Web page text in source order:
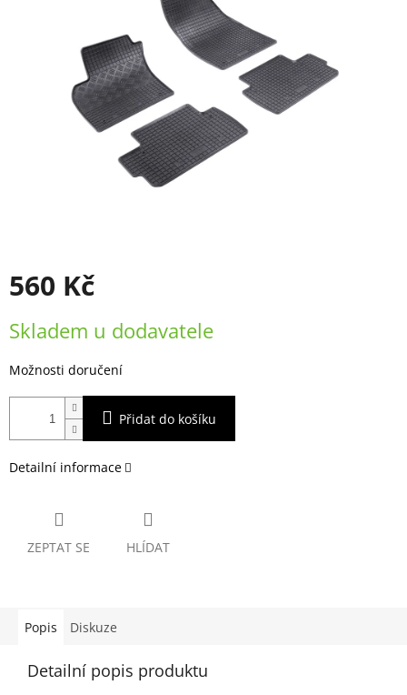
560 Kč
cena:
Skladem u dodavatele
Možnosti doručení
Přidat do košíku
Detailní informace
ZEPTAT SE HLÍDAT
Popis Diskuze
Detailní popis produktu